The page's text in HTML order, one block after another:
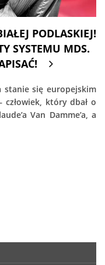
PODLASKIEJ!
SYSTEMU MDS.
stanie się europejskim
który dbał o
Van Damme’a, a